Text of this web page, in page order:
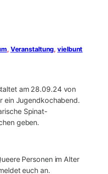
, Veranstaltung, vielbunt
am 28.09.24 von
ein Jugendkochabend.
Spinat-
geben.
Personen im Alter
euch an.